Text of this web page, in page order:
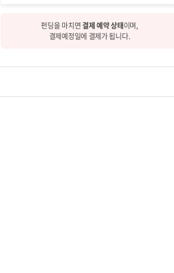
펀딩을 마치면결제 예약 상태이며,
결제예정일에 결제가 됩니다.